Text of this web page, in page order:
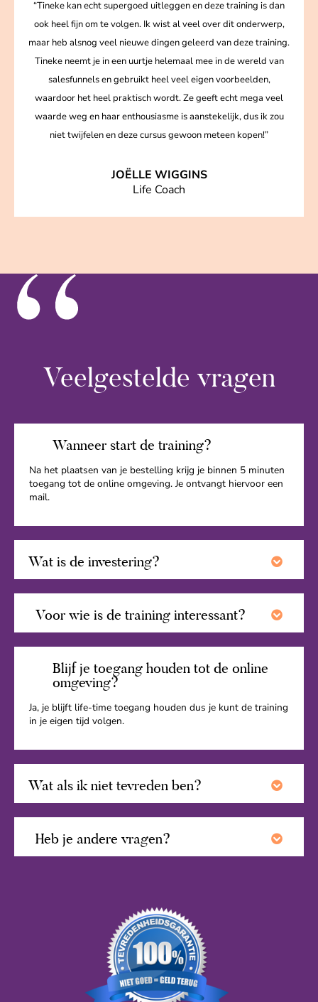
“Tineke kan echt supergoed uitleggen en deze training is dan
ook heel fijn om te volgen. Ik wist al veel over dit onderwerp,
maar heb alsnog veel nieuwe dingen geleerd van deze training.
Tineke neemt je in een uurtje helemaal mee in de wereld van
salesfunnels en gebruikt heel veel eigen voorbeelden,
waardoor het heel praktisch wordt. Ze geeft echt mega veel
waarde weg en haar enthousiasme is aanstekelijk, dus ik zou
niet twijfelen en deze cursus gewoon meteen kopen!”
JOËLLE WIGGINS
Life Coach
“
Veelgestelde vragen
Wanneer start de training?
Na het plaatsen van je bestelling krijg je binnen 5 minuten
toegang tot de online omgeving. Je ontvangt hiervoor een
mail.
Wat is de investering?
Voor wie is de training interessant?
Blijf je toegang houden tot de online
omgeving?
Ja, je blijft life-time toegang houden dus je kunt de training
in je eigen tijd volgen.
Wat als ik niet tevreden ben?
Heb je andere vragen?